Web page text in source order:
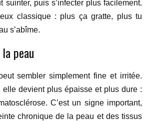
suinter, puis s’infecter plus facilement.
classique : plus ça gratte, plus tu
s’abîme.
peau
sembler simplement fine et irritée.
elle devient plus épaisse et plus dure :
C’est un signe important,
chronique de la peau et des tissus